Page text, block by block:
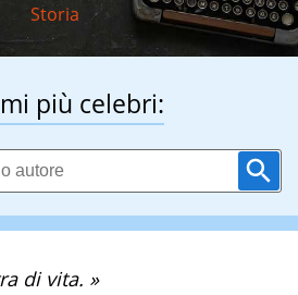
Storia
più celebri:
di vita. »